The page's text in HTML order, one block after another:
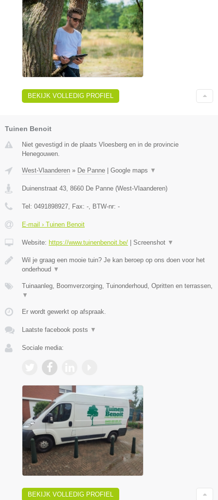
BEKIJK VOLLEDIG PROFIEL
Tuinen Benoit
Niet gevestigd in de plaats Vloesberg en in de provincie
Henegouwen.
West-Vlaanderen » De Panne | Google maps ▼
Duinenstraat 43 8660 De Panne (West-Vlaanderen)
Tel: 0491898927 , Fax: - , BTW-nr: -
E-mail › Tuinen Benoit
Website: https://www.tuinenbenoit.be/ | Screenshot ▼
Wil je graag een mooie tuin? Je kan beroep op ons doen voor het
onderhoud ▼
Tuinaanleg, Boomverzorging, Tuinonderhoud, Opritten en terrassen,
▼
Er wordt gewerkt op afspraak.
Laatste facebook posts ▼
Sociale media:
BEKIJK VOLLEDIG PROFIEL